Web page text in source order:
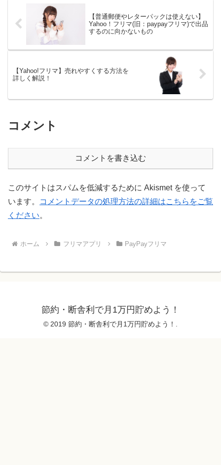
【普通郵便やレターパックは使えない】
Yahoo！フリマ(旧：paypayフリマ)で出品
するのに向かないもの
【Yahoo!フリマ】売れやすくする方法を
詳しく解説！
コメント
コメントを書き込む
このサイトはスパムを低減するために Akismet を使って
います。
コメントデータの処理方法の詳細はこちらをご覧
ください。
ホーム フリマアプリ PayPayフリマ
節約・断舎利で月1万円貯めよう！
© 2019 節約・断舎利で月1万円貯めよう！.